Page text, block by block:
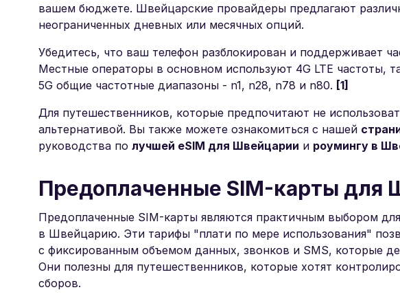
вашем бюджете. Швейцарские провайдеры предлагают
неограниченных дневных или месячных опций.
Убедитесь, что ваш телефон разблокирован и поддерживает
Местные операторы в основном используют 4G LTE частоты,
5G общие частотные диапазоны - n1, n28, n78 и n80. [1]
Для путешественников, которые предпочитают не
альтернативой. Вы также можете ознакомиться с нашей
руководства по лучшей eSIM для Швейцарии и роумингу в
Предоплаченные SIM-карты для
Предоплаченные SIM-карты являются практичным выбором
в Швейцарию. Эти тарифы "плати по мере использования"
с фиксированным объемом данных, звонков и SMS, которые
Они полезны для путешественников, которые хотят
сборов.